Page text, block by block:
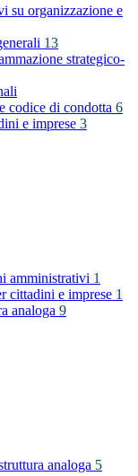
su organizzazione e
13
strategico-
codice di condotta 6
e imprese 3
amministrativi 1
cittadini e imprese 1
analoga 9
analoga 5